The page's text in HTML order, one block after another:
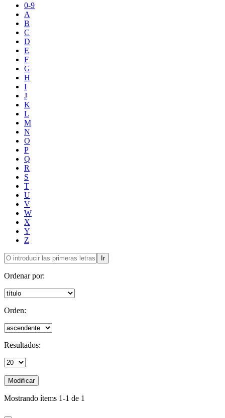
0-9
A
B
C
D
E
F
G
H
I
J
K
L
M
N
O
P
Q
R
S
T
U
V
W
X
Y
Z
Ir
Ordenar por:
Orden:
Resultados:
Modificar
Mostrando ítems 1-1 de 1